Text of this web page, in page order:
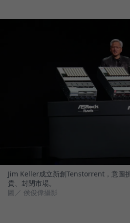
Jim Keller成立新創Tenstorrent，意圖
貴、封閉市場。
圖／ 侯俊偉攝影